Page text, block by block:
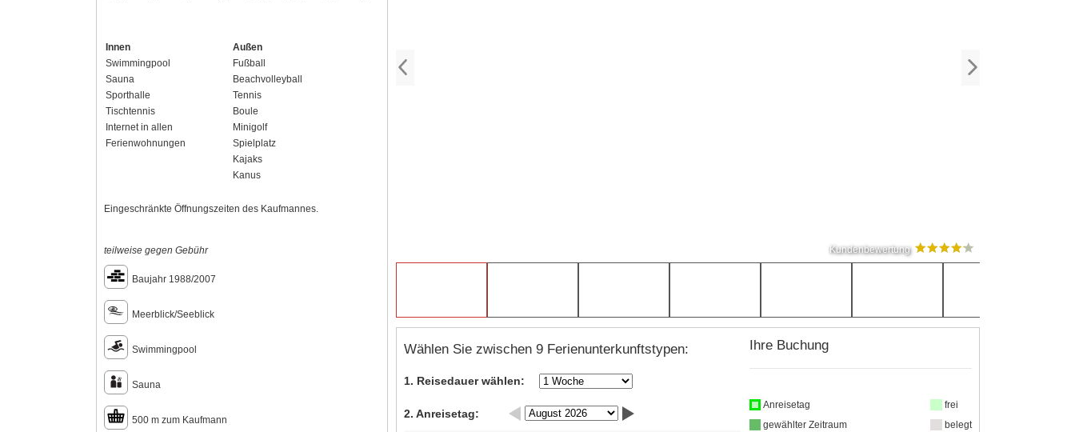
Kundenbewertung
Wählen Sie zwischen 9 Ferienunterkunftstypen:
1. Reisedauer wählen:
2. Anreisetag:
Ihre Buchung
Anreisetag
gewählter Zeitraum
frei
belegt
Innen
Swimmingpool
Sauna
Sporthalle
Tischtennis
Internet in allen
Ferienwohnungen
Außen
Fußball
Beachvolleyball
Tennis
Boule
Minigolf
Spielplatz
Kajaks
Kanus
Eingeschränkte Öffnungszeiten des Kaufmannes.
teilweise gegen Gebühr
Baujahr 1988/2007
Meerblick/Seeblick
Swimmingpool
Sauna
500 m zum Kaufmann